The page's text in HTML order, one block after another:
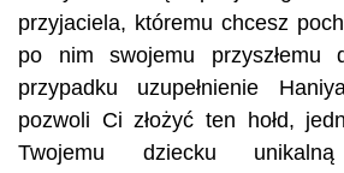
przyjaciela, któremu chcesz
po nim swojemu przyszłemu
przypadku uzupełnienie
pozwoli Ci złożyć ten hołd,
Twojemu dziecku